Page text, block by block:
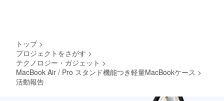
トップ >
プロジェクトをさがす >
テクノロジー・ガジェット >
MacBook Air / Pro スタンド機能つき軽量MacBookケース >
活動報告